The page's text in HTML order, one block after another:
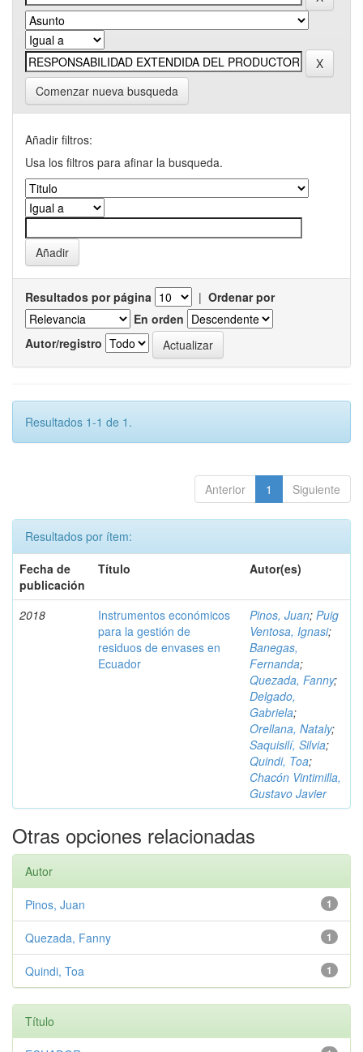
Comenzar nueva busqueda
Añadir filtros:
Usa los filtros para afinar la busqueda.
Resultados por página | Ordenar por
En orden
Autor/registro
Resultados 1-1 de 1.
Anterior 1 Siguiente
Resultados por ítem:
Fecha de
publicación
Título Autor(es)
2018
Instrumentos económicos
para la gestión de
residuos de envases en
Ecuador
Pinos, Juan; Puig
Ventosa, Ignasi;
Banegas,
Fernanda;
Quezada, Fanny;
Delgado,
Gabriela;
Orellana, Nataly;
Saquisilí, Silvia;
Quindi, Toa;
Chacón Vintimilla,
Gustavo Javier
Otras opciones relacionadas
Autor
1
Pinos, Juan
1
Quezada, Fanny
1
Quindi, Toa
Título